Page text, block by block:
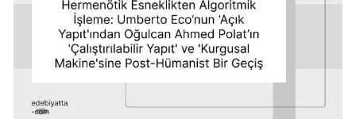
Oğulcan Ahmed Polat